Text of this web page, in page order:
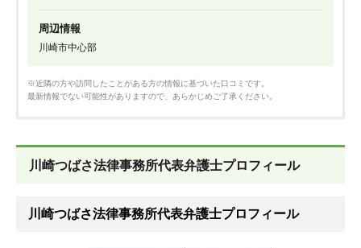
周辺情報
川崎市中心部
※近隣の方や訪問したことがある方の情報に基づいた口コミです。
最新情報でない可能性がありますので、あらかじめご了承ください。
川崎つばさ法律事務所代表弁護士プロフィール
川崎つばさ法律事務所代表弁護士プロフィール